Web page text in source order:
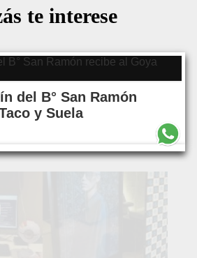
te interese
del B° San Ramón
y Suela